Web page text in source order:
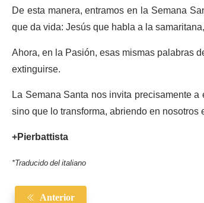
De esta manera, entramos en la Semana
que da vida: Jesús que habla a la
Ahora, en la Pasión, esas mismas palabras
extinguirse.
La Semana Santa nos invita precisamente
sino que lo transforma, abriendo en
+Pierbattista
*Traducido del italiano
Anterior